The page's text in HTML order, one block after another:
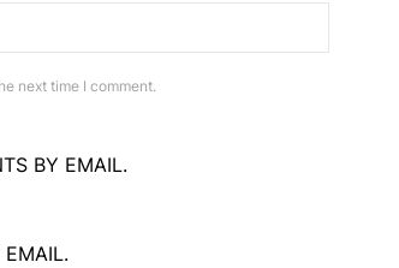
next time I comment.
BY EMAIL.
EMAIL.